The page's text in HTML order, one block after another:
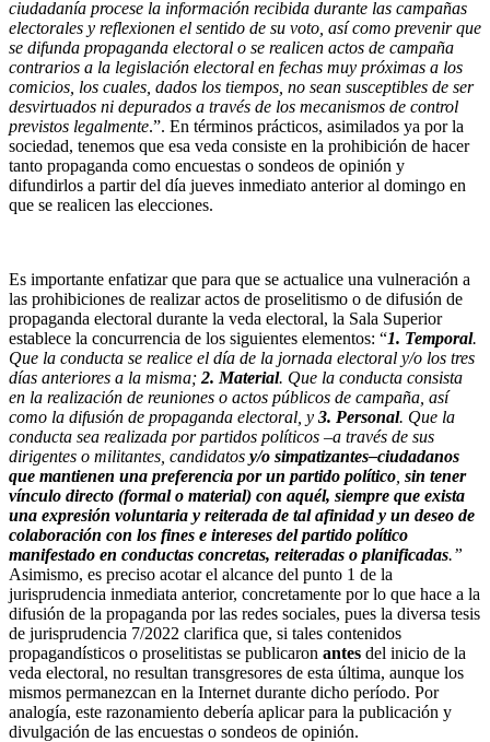
ciudadanía procese la información recibida durante las campañas
electorales y reflexionen el sentido de su voto, así como prevenir que
se difunda propaganda electoral o se realicen actos de campaña
contrarios a la legislación electoral en fechas muy próximas a los
comicios, los cuales, dados los tiempos, no sean susceptibles de ser
desvirtuados ni depurados a través de los mecanismos de control
previstos legalmente.”. En términos prácticos, asimilados ya por la
sociedad, tenemos que esa veda consiste en la prohibición de hacer
tanto propaganda como encuestas o sondeos de opinión y
difundirlos a partir del día jueves inmediato anterior al domingo en
que se realicen las elecciones.
Es importante enfatizar que para que se actualice una vulneración a
las prohibiciones de realizar actos de proselitismo o de difusión de
propaganda electoral durante la veda electoral, la Sala Superior
establece la concurrencia de los siguientes elementos: “1. Temporal.
Que la conducta se realice el día de la jornada electoral y/o los tres
días anteriores a la misma; 2. Material. Que la conducta consista
en la realización de reuniones o actos públicos de campaña, así
como la difusión de propaganda electoral, y 3. Personal. Que la
conducta sea realizada por partidos políticos –a través de sus
dirigentes o militantes, candidatos y/o simpatizantes–ciudadanos
que mantienen una preferencia por un partido político sin tener
vínculo directo (formal o material) con aquél, siempre que exista
una expresión voluntaria y reiterada de tal afinidad y un deseo de
colaboración con los fines e intereses del partido político
manifestado en conductas concretas, reiteradas o planificadas.”
Asimismo, es preciso acotar el alcance del punto 1 de la
jurisprudencia inmediata anterior, concretamente por lo que hace a la
difusión de la propaganda por las redes sociales, pues la diversa tesis
de jurisprudencia 7/2022 clarifica que, si tales contenidos
propagandísticos o proselitistas se publicaron antes del inicio de la
veda electoral, no resultan transgresores de esta última, aunque los
mismos permanezcan en la Internet durante dicho período. Por
analogía, este razonamiento debería aplicar para la publicación y
divulgación de las encuestas o sondeos de opinión.